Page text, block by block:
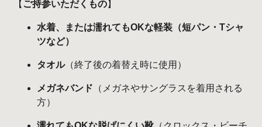
【 ご持参いただくもの】
水着、または濡れてもOKな軽装（短パン・Tシャ
ツなど）
タオル（終了後の着替え時に使用）
メガネバンド （メガネやサングラスを着用される
方）